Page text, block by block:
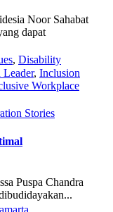
Noor Sahabat
dapat
, Disability
Leader, Inclusion
Workplace
Stories
Puspa Chandra